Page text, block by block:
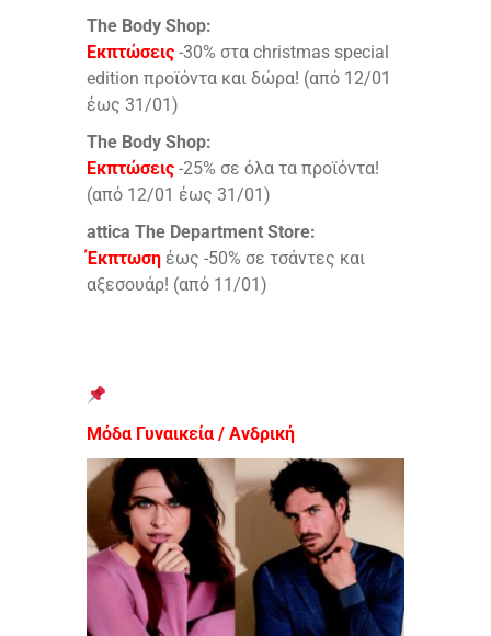
The Body Shop:
Εκπτώσεις -30% στα christmas special
edition προϊόντα και δώρα! (από 12/01
έως 31/01)
The Body Shop:
Εκπτώσεις -25% σε όλα τα προϊόντα!
(από 12/01 έως 31/01)
attica The Department Store:
Έκπτωση έως -50% σε τσάντες και
αξεσουάρ! (από 11/01)
Μόδα Γυναικεία / Ανδρική